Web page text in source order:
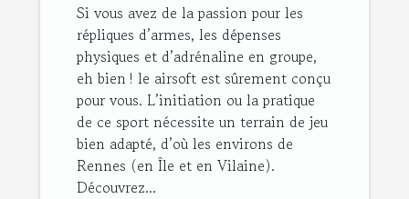
Si vous avez de la passion pour les
répliques d’armes, les dépenses
physiques et d’adrénaline en groupe,
eh bien ! le airsoft est sûrement conçu
pour vous. L’initiation ou la pratique
de ce sport nécessite un terrain de jeu
bien adapté, d’où les environs de
Rennes (en Île et en Vilaine).
Découvrez...